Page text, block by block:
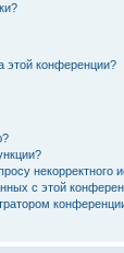
этой конференции?
некорректного
с этой